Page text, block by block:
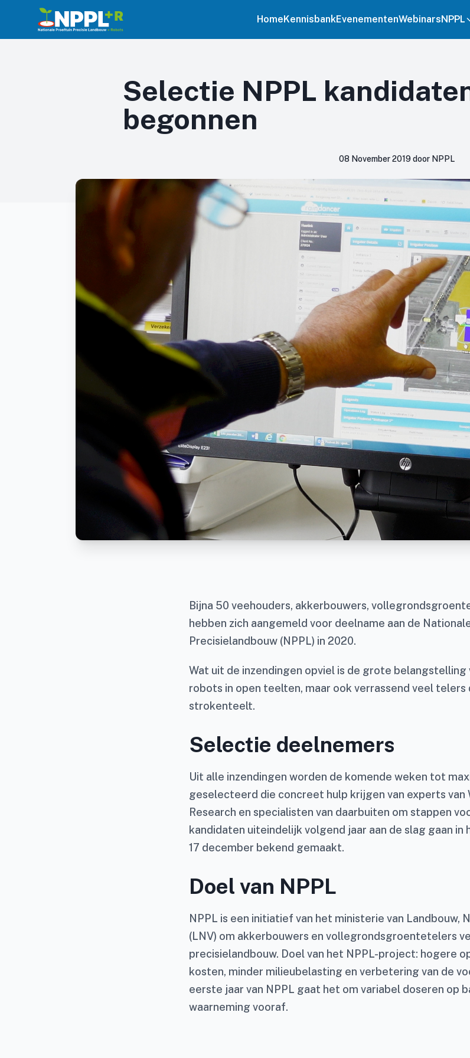
HomeKennisbankEvenementenWebinarsNPPL
Selectie NPPL
begonnen
08 November 2019 door NPPL
Bijna 50 veehouders, akkerbouwers,
hebben zich aangemeld voor deelname aan de
Precisielandbouw (NPPL) in 2020.
Wat uit de inzendingen opviel is de grote belangstelling
robots in open teelten, maar ook verrassend veel telers
strokenteelt.
Selectie deelnemers
Uit alle inzendingen worden de komende weken tot
geselecteerd die concreet hulp krijgen van experts van
Research en specialisten van daarbuiten om stappen
kandidaten uiteindelijk volgend jaar aan de slag gaan
17 december bekend gemaakt.
Doel van NPPL
NPPL is een initiatief van het ministerie van Landbouw,
(LNV) om akkerbouwers en vollegrondsgroentetelers
precisielandbouw. Doel van het NPPL-project: hogere
kosten, minder milieubelasting en verbetering van de
eerste jaar van NPPL gaat het om variabel doseren op
waarneming vooraf.